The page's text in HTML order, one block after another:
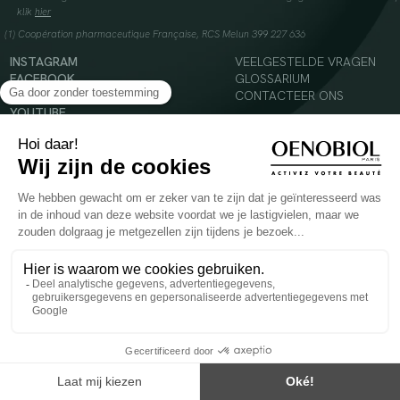
klik hier
(1) Coopération pharmaceutique Française, RCS Melun 399 227 636
INSTAGRAM
FACEBOOK
TIKTOK
YOUTUBE
VEELGESTELDE VRAGEN
GLOSSARIUM
CONTACTEER ONS
Voedingssupplement dat moet worden geconsumeerd als onderdeel van een gevarieerde,
evenwichtige voeding en een gezonde levensstijl. Aanbevolen dagelijkse dosis niet
overschrijden. Enkel voor volwassenen, buiten het bereik van kinderen houden.